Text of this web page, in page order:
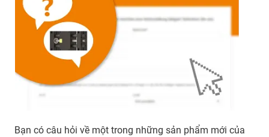
Bạn có câu hỏi về một trong những sản phẩm mới của